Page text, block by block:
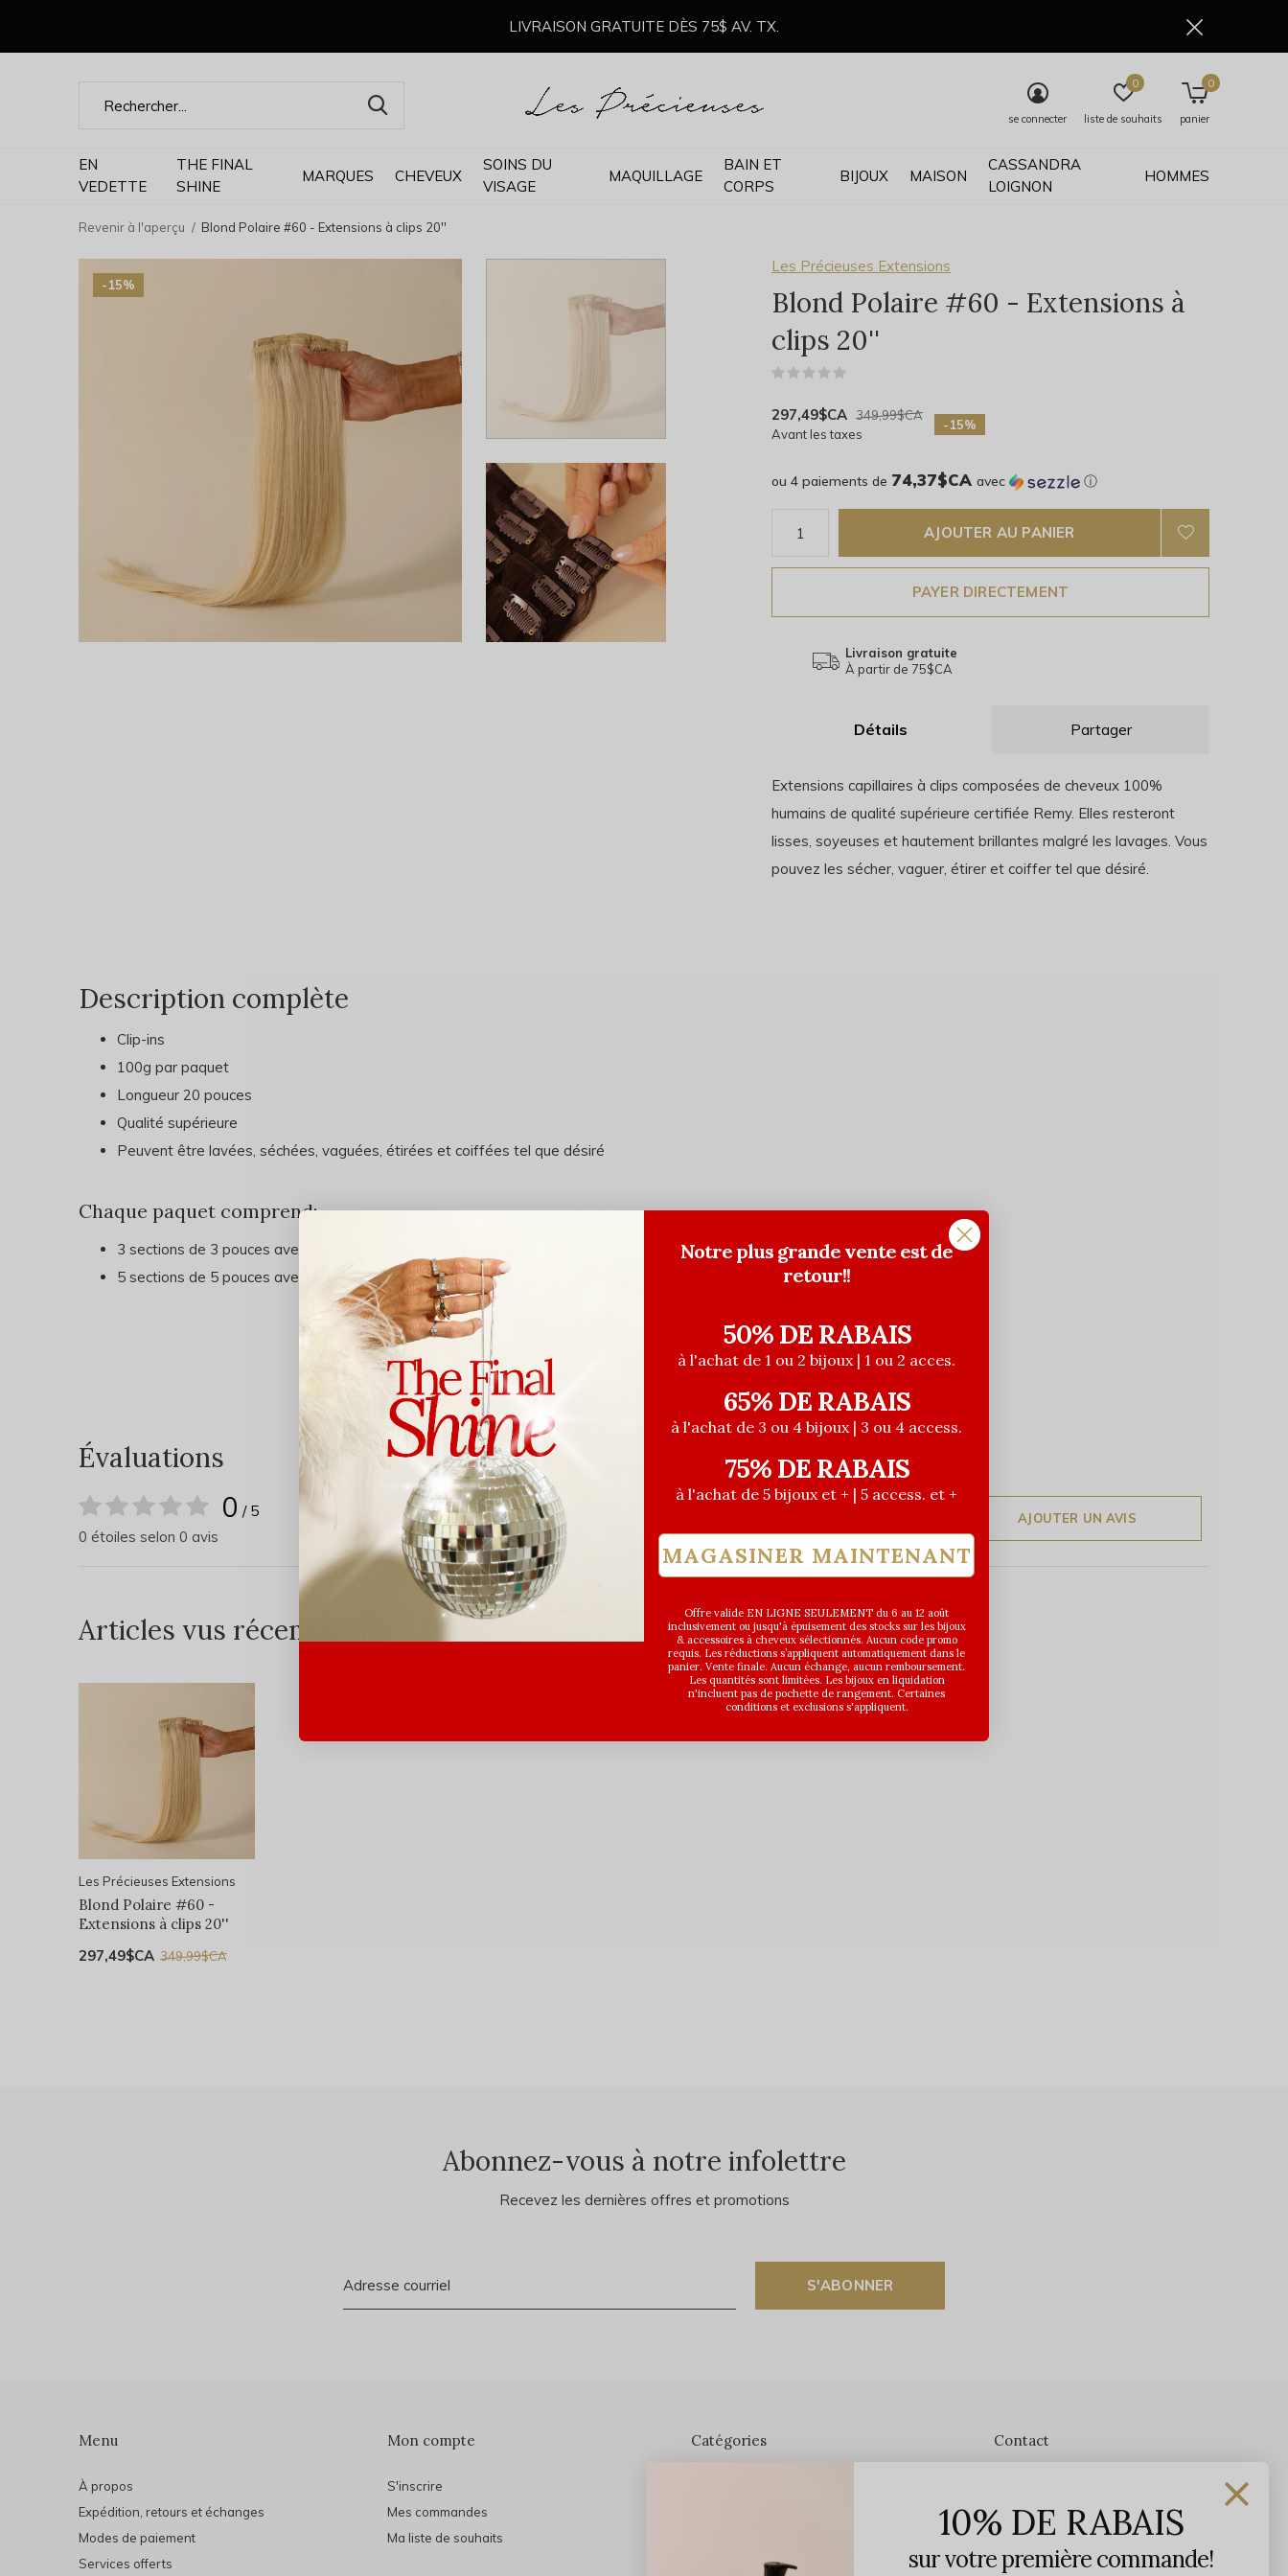
EN
VEDETTE
THE FINAL
SHINE
MARQUES CHEVEUX
SOINS DU
VISAGE
MAQUILLAGE
BAIN ET
CORPS
BIJOUX MAISON
CASSANDRA
LOIGNON
HOMMES
se connecter liste de souhaits
0
panier
0
LIVRAISON GRATUITE DÈS 75$ AV. TX.
Revenir à l'aperçu Blond Polaire #60 - Extensions à clips 20''
-15%
Les Précieuses Extensions
Blond Polaire #60 - Extensions à
clips 20''
297,49$CA 349,99$CA
Avant les taxes
-15%
ou 4 paiements de 74,37$CA avec ⓘ
AJOUTER AU PANIER
PAYER DIRECTEMENT
Livraison gratuite
À partir de 75$CA
Détails Partager
Extensions capillaires à clips composées de cheveux 100%
humains de qualité supérieure certifiée Remy. Elles resteront
lisses, soyeuses et hautement brillantes malgré les lavages. Vous
pouvez les sécher, vaguer, étirer et coiffer tel que désiré.
Description complète
Clip-ins
100g par paquet
Longueur 20 pouces
Qualité supérieure
Peuvent être lavées, séchées, vaguées, étirées et coiffées tel que désiré
Chaque paquet comprend:
3 sections de 3 pouces avec deux attaches sur chaque section
5 sections de 5 pouces avec 3 attaches sur chaque section
Évaluations
0 / 5
0 étoiles selon 0 avis
AJOUTER UN AVIS
Articles vus récemment
Les Précieuses Extensions
Blond Polaire #60 -
Extensions à clips 20''
297,49$CA 349,99$CA
Abonnez-vous à notre infolettre
Recevez les dernières offres et promotions
S'ABONNER
Menu
À propos
Expédition, retours et échanges
Modes de paiement
Services offerts
Mon compte
S'inscrire
Mes commandes
Ma liste de souhaits
Catégories Contact
1650 avenue Jules-Verne, Local 103
G2G 2R1, Québec, Canada
10% DE RABAIS
sur votre première commande!
Notre plus grande vente est de
retour!!
50% DE RABAIS
à l'achat de 1 ou 2 bijoux | 1 ou 2 acces.
65% DE RABAIS
à l'achat de 3 ou 4 bijoux | 3 ou 4 access.
75% DE RABAIS
à l'achat de 5 bijoux et + | 5 access. et +
MAGASINER MAINTENANT
Offre valide EN LIGNE SEULEMENT du 6 au 12 août
inclusivement ou jusqu'à épuisement des stocks sur les bijoux
& accessoires à cheveux sélectionnés. Aucun code promo
requis. Les réductions s’appliquent automatiquement dans le
panier. Vente finale. Aucun échange, aucun remboursement.
Les quantités sont limitées. Les bijoux en liquidation
n'incluent pas de pochette de rangement. Certaines
conditions et exclusions s'appliquent.